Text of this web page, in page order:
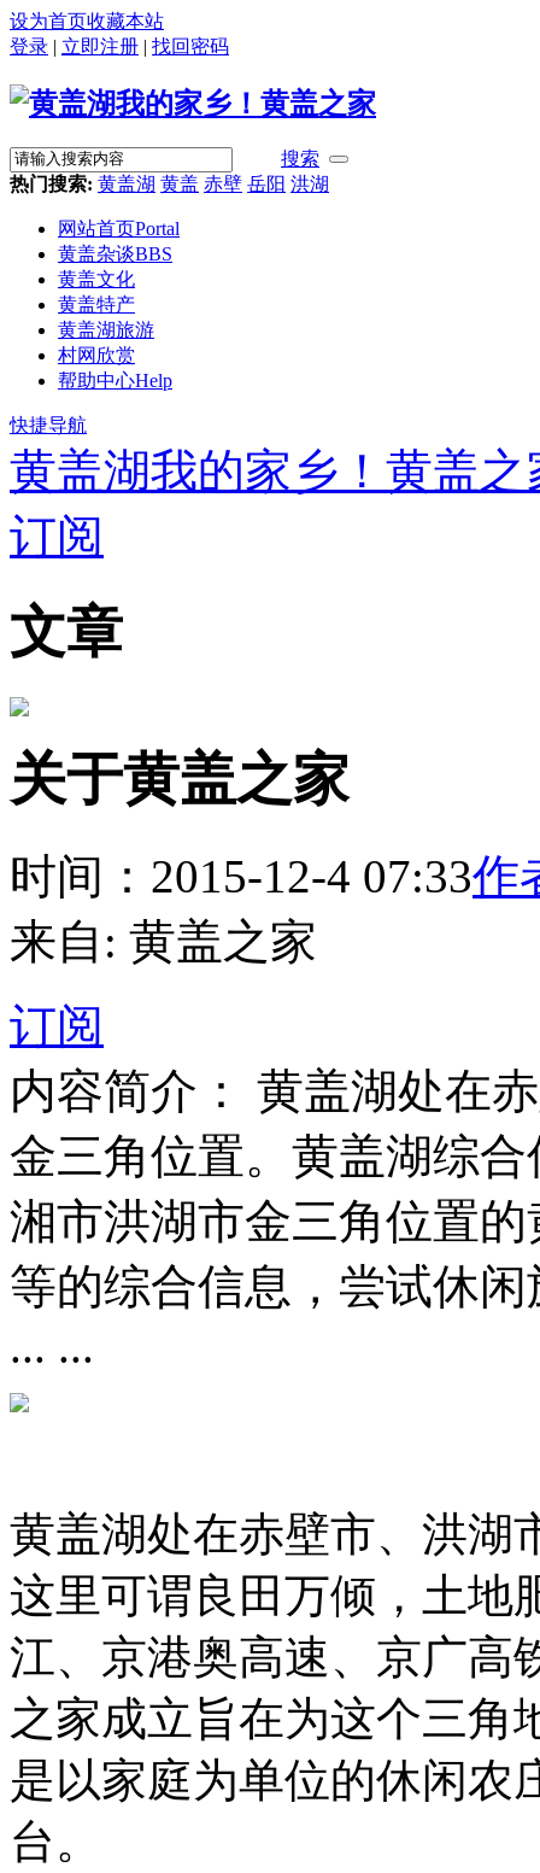
设为首页收藏本站
登录 | 立即注册 | 找回密码
搜索
热门搜索: 黄盖湖 黄盖 赤壁 岳阳 洪湖
网站首页Portal
黄盖杂谈BBS
黄盖文化
黄盖特产
黄盖湖旅游
村网欣赏
帮助中心Help
快捷导航
黄盖湖我的家乡！黄盖之
订阅
文章
关于黄盖之家
时间：2015-12-4 07:33作
来自: 黄盖之家
订阅
内容简介： 黄盖湖处在
金三角位置。黄盖湖综
湘市洪湖市金三角位置
等的综合信息，尝试休
... ...
黄盖湖处在赤壁市、洪湖
这里可谓良田万倾，土地
江、京港奥高速、京广高
之家成立旨在为这个三角
是以家庭为单位的休闲农
台。